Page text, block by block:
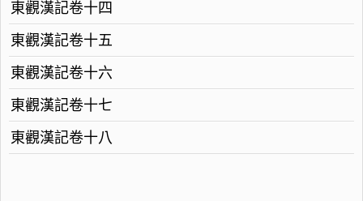
東觀漢記卷十四
東觀漢記卷十五
東觀漢記卷十六
東觀漢記卷十七
東觀漢記卷十八